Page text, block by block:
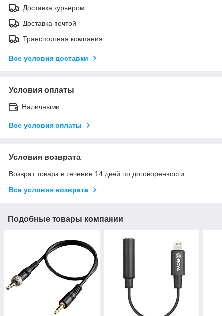
Доставка курьером
Доставка почтой
Транспортная компания
Все условия доставки
Условия оплаты
Наличными
Все условия оплаты
Условия возврата
Возврат товара в течение 14 дней по договоренности
Все условия возврата
Подобные товары компании